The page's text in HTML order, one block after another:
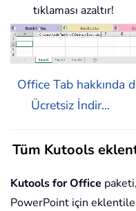
tıklaması azaltır!
Office Tab hakkında
Ücretsiz İndir...
Tüm Kutools
Kutools for Office
PowerPoint için